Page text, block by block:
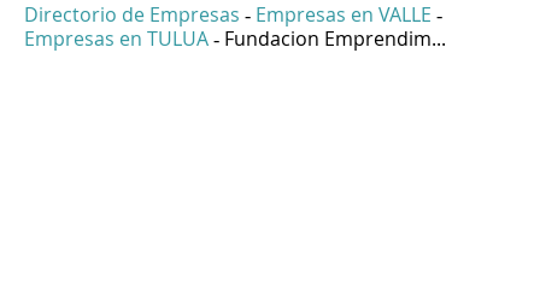
Directorio de Empresas - Empresas en VALLE -
Empresas en TULUA - Fundacion Emprendim...